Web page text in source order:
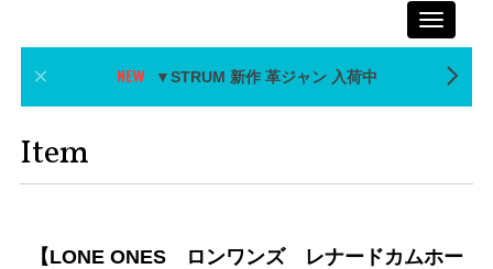
Toggle
▼STRUM 新作 革ジャン 入荷中
Item
【LONE ONES ロンワンズ レナードカムホー